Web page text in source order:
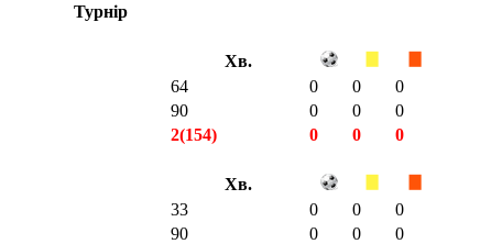
Турнір
Хв.
64 0 0
0
90 0 0
0
2(154) 0 0
0
Хв.
33 0 0
0
90 0 0
0